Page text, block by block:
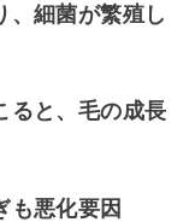
、細菌が繁殖し
ると、毛の成長
も悪化要因